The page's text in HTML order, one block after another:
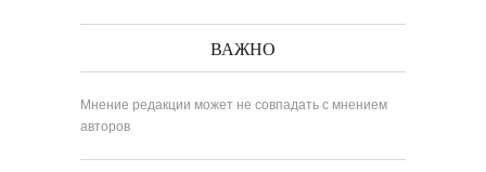
ВАЖНО
Мнение редакции может не совпадать с мнением
авторов